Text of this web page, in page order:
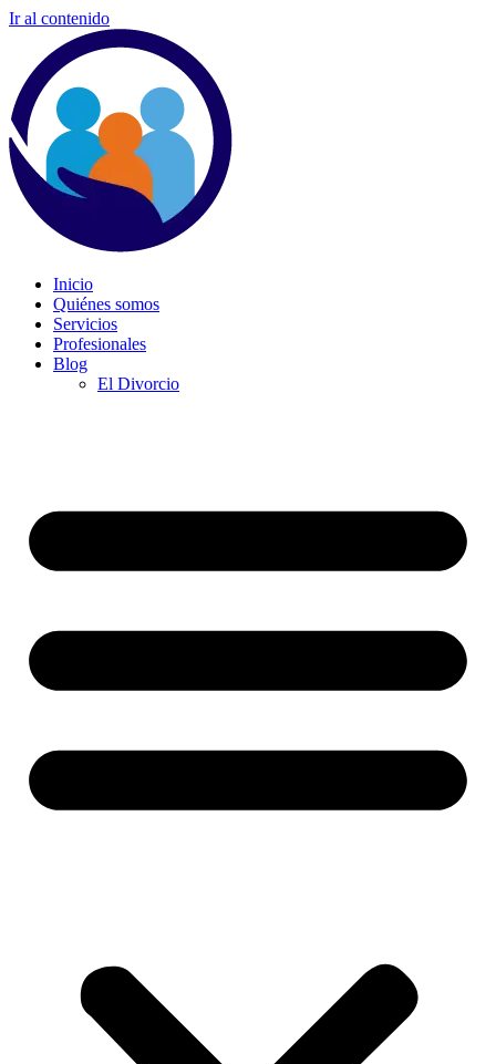
Ir al contenido
Inicio
Quiénes somos
Servicios
Profesionales
Blog
El Divorcio